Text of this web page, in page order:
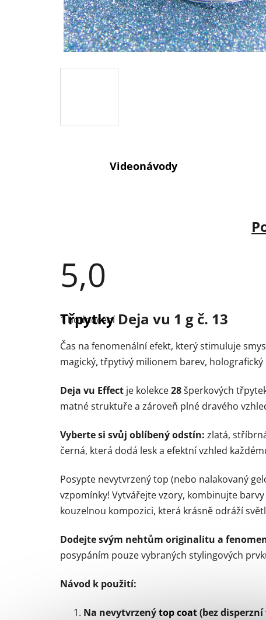
Videonávody
5,0
hodnocení
produktu
5,0
z
5
hvězdiček.
1 hodnocení
TřpytkyDeja vu 1 g č. 13
Čas na fenomenální efekt, který stimuluje
magický, třpytivý milionem barev,
Deja vu Effect je kolekce28šperkových
matné struktuře a zároveň plné dravého
Vyberte si svůj oblíbený odstín: zlatá,
černá, která dodá lesk a efektní vzhled
Posypte nevytvrzený top (nebo nalakovaný
vzpomínky! Vytvářejte vzory, kombinujte
kouzelnou kompozici, která krásně odráží
Dodejte svým nehtům originalitu a
posypáním pouze vybraných stylingových
Návod k použití:
Na nevytvrzenýtop coat(bez